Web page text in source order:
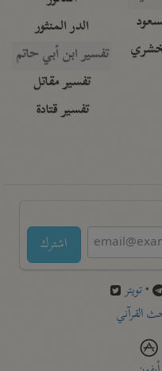
الدر المنثور
تفسير ابن أبي حاتم
تفسير مقاتل
تفسير قتادة
اشترك
•تويتر
القرآني